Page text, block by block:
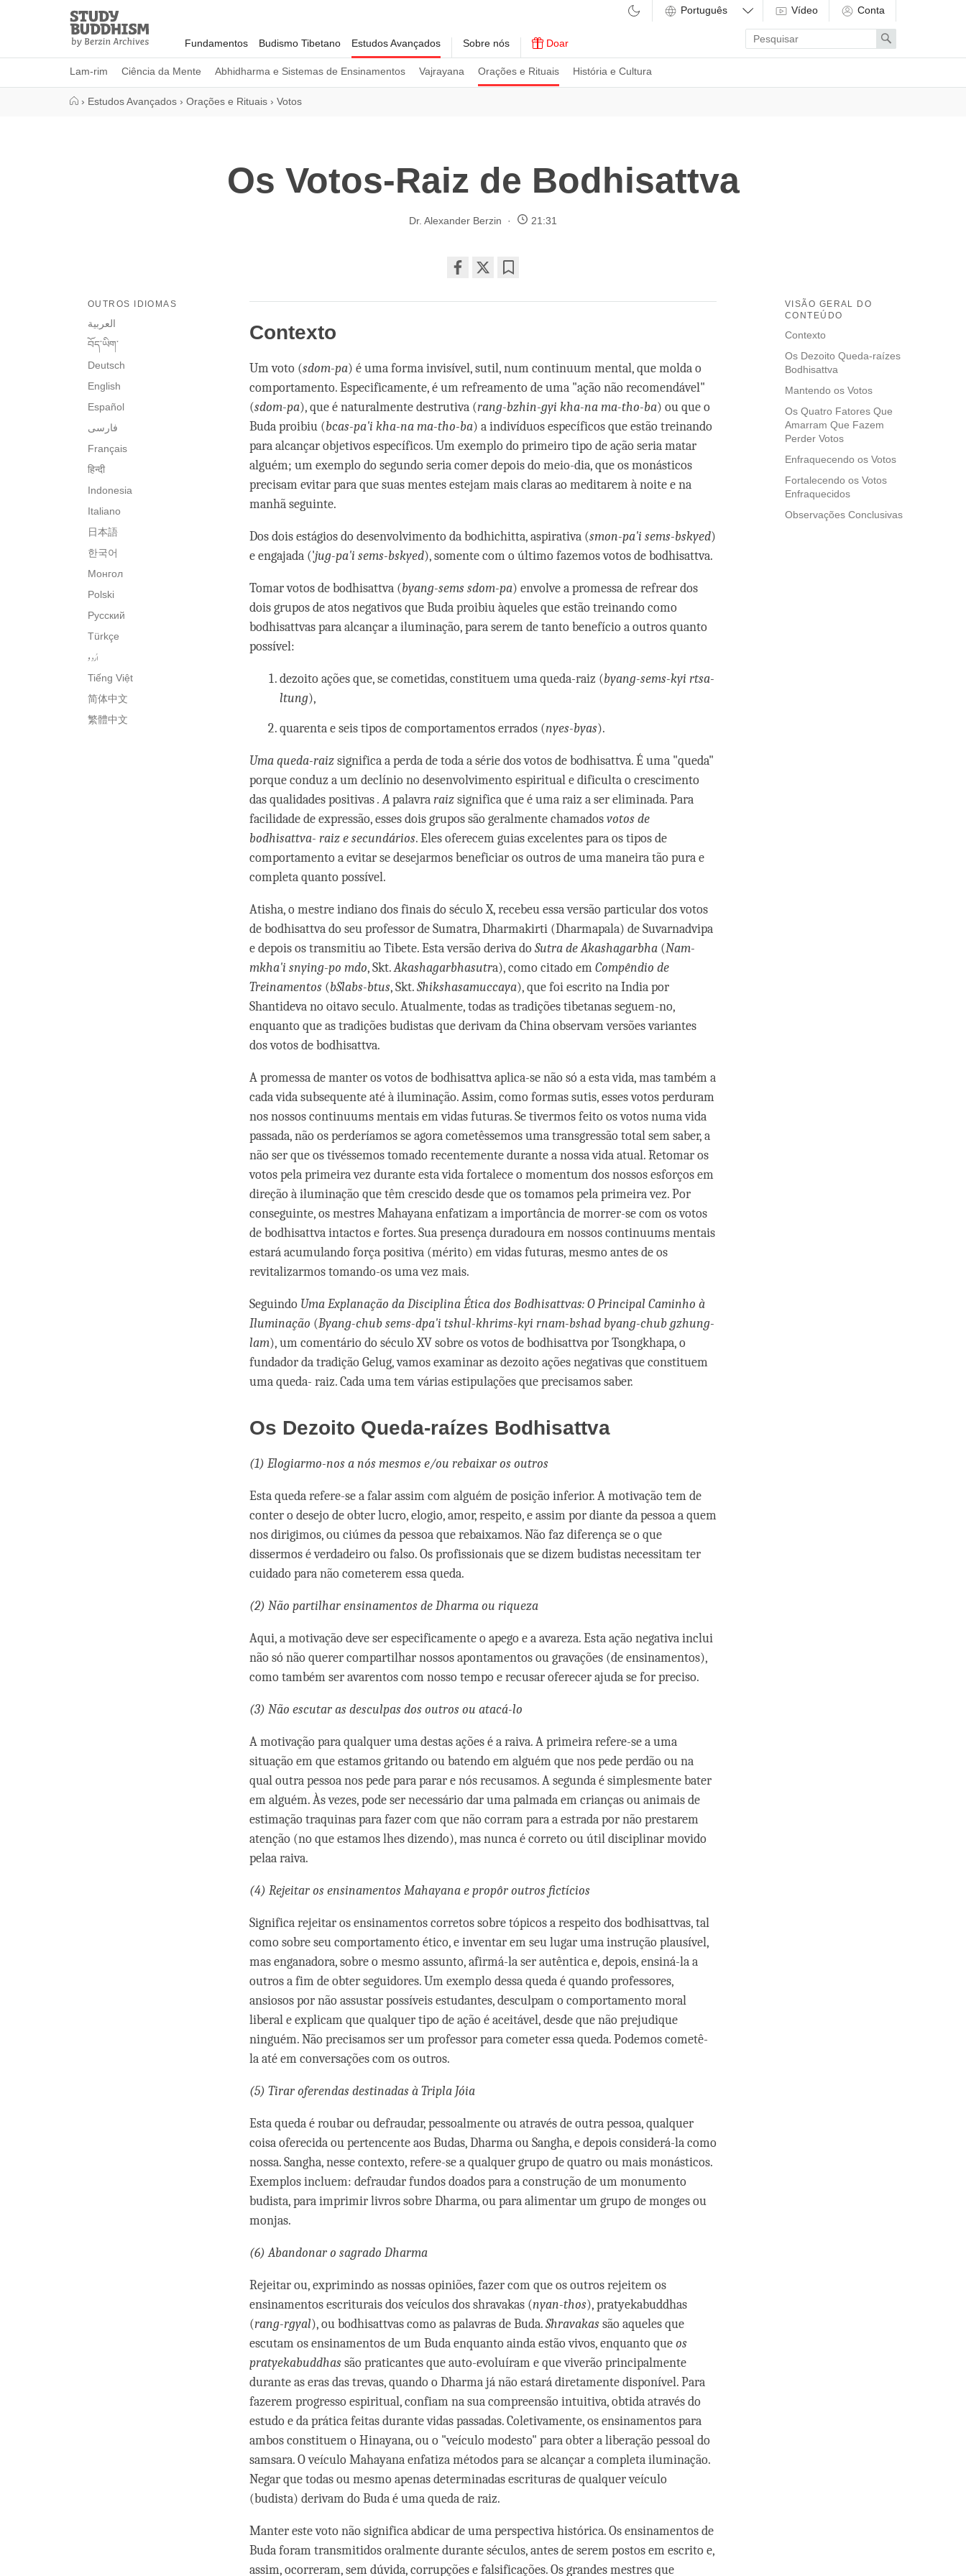
Study
Buddhism
Home
Fundamentos Budismo Tibetano Estudos Avançados
Lam-rim Ciência da Mente Abhidharma e Sistemas de Ensinamentos Vajrayana Orações e Rituais História e Cultura
Sobre nós Doar
Vídeo Conta
Enter
search
term
Search
› Estudos Avançados › Orações e Rituais › Votos
Os Votos-Raiz de Bodhisattva
Dr. Alexander Berzin 21:31
on
VISÃO GERAL DO
CONTEÚDO
Contexto
Os Dezoito Queda-raízes
Bodhisattva
Mantendo os Votos
Os Quatro Fatores Que
Amarram Que Fazem
Perder Votos
Enfraquecendo os Votos
Fortalecendo os Votos
Enfraquecidos
Observações Conclusivas
OUTROS IDIOMAS
العربية
བོད་ཡིག་
Deutsch
English
Español
فارسی
Français
हिन्दी
Indonesia
Italiano
日本語
한국어
Монгол
Polski
Русский
Türkçe
اُردو
Tiếng Việt
简体中文
繁體中文
Contexto
Um voto (sdom-pa) é uma forma invisível, sutil, num continuum mental, que molda o
comportamento. Especificamente, é um refreamento de uma "ação não recomendável"
(sdom-pa), que é naturalmente destrutiva (rang-bzhin-gyi kha-na ma-tho-ba) ou que o
Buda proibiu (bcas-pa'i kha-na ma-tho-ba) a indivíduos específicos que estão treinando
para alcançar objetivos específicos. Um exemplo do primeiro tipo de ação seria matar
alguém; um exemplo do segundo seria comer depois do meio-dia, que os monásticos
precisam evitar para que suas mentes estejam mais claras ao meditarem à noite e na
manhã seguinte.
Dos dois estágios do desenvolvimento da bodhichitta, aspirativa (smon-pa'i sems-bskyed)
e engajada ('jug-pa'i sems-bskyed), somente com o último fazemos votos de bodhisattva.
Tomar votos de bodhisattva (byang-sems sdom-pa) envolve a promessa de refrear dos
dois grupos de atos negativos que Buda proibiu àqueles que estão treinando como
bodhisattvas para alcançar a iluminação, para serem de tanto benefício a outros quanto
possível:
dezoito ações que, se cometidas, constituem uma queda-raiz (byang-sems-kyi rtsa-
ltung),
quarenta e seis tipos de comportamentos errados (nyes-byas).
Uma queda-raizsignifica a perda de toda a série dos votos de bodhisattva. É uma "queda"
porque conduz a um declínio no desenvolvimento espiritual e dificulta o crescimento
das qualidades positivas. Apalavraraizsignifica que é uma raiz a ser eliminada. Para
facilidade de expressão, esses dois grupos são geralmente chamadosvotos de
bodhisattva- raiz e secundários. Eles oferecem guias excelentes para os tipos de
comportamento a evitar se desejarmos beneficiar os outros de uma maneira tão pura e
completa quanto possível.
Atisha, o mestre indiano dos finais do século X, recebeu essa versão particular dos votos
de bodhisattva do seu professor de Sumatra, Dharmakirti (Dharmapala) de Suvarnadvipa
e depois os transmitiu ao Tibete. Esta versão deriva doSutra de Akashagarbha (Nam-
mkha'i snying-po mdo, Skt.Akashagarbhasutra), como citado emCompêndio de
Treinamentos (bSlabs-btus, Skt.Shikshasamuccaya), que foi escrito na India por
Shantideva no oitavo seculo. Atualmente, todas as tradições tibetanas seguem-no,
enquanto que as tradições budistas que derivam da China observam versões variantes
dos votos de bodhisattva.
A promessa de manter os votos de bodhisattva aplica-se não só a esta vida, mas também a
cada vida subsequente até à iluminação. Assim, como formas sutis, esses votos perduram
nos nossos continuums mentais em vidas futuras. Se tivermos feito os votos numa vida
passada, não os perderíamos se agora cometêssemos uma transgressão total sem saber, a
não ser que os tivéssemos tomado recentemente durante a nossa vida atual. Retomar os
votos pela primeira vez durante esta vida fortalece o momentum dos nossos esforços em
direção à iluminação que têm crescido desde que os tomamos pela primeira vez. Por
conseguinte, os mestres Mahayana enfatizam a importância de morrer-se com os votos
de bodhisattva intactos e fortes. Sua presença duradoura em nossos continuums mentais
estará acumulando força positiva (mérito) em vidas futuras, mesmo antes de os
revitalizarmos tomando-os uma vez mais.
Seguindo Uma Explanação da Disciplina Ética dos Bodhisattvas: O Principal Caminho à
Iluminação (Byang-chub sems-dpa'i tshul-khrims-kyi rnam-bshad byang-chub gzhung-
lam), um comentário do século XV sobre os votos de bodhisattva por Tsongkhapa, o
fundador da tradição Gelug, vamos examinar as dezoito ações negativas que constituem
uma queda- raiz. Cada uma tem várias estipulações que precisamos saber.
Os Dezoito Queda-raízes Bodhisattva
(1) Elogiarmo-nos a nós mesmos e/ou rebaixar os outros
Esta queda refere-se a falar assim com alguém de posição inferior. A motivação tem de
conter o desejo de obter lucro, elogio, amor, respeito, e assim por diante da pessoa a quem
nos dirigimos, ou ciúmes da pessoa que rebaixamos. Não faz diferença se o que
dissermos é verdadeiro ou falso. Os profissionais que se dizem budistas necessitam ter
cuidado para não cometerem essa queda.
(2) Não partilhar ensinamentos de Dharma ou riqueza
Aqui, a motivação deve ser especificamente o apego e a avareza. Esta ação negativa inclui
não só não querer compartilhar nossos apontamentos ou gravações (de ensinamentos),
como também ser avarentos com nosso tempo e recusar oferecer ajuda se for preciso.
(3) Não escutar as desculpas dos outros ou atacá-lo
A motivação para qualquer uma destas ações é a raiva. A primeira refere-se a uma
situação em que estamos gritando ou batendo em alguém que nos pede perdão ou na
qual outra pessoa nos pede para parar e nós recusamos. A segunda é simplesmente bater
em alguém. Às vezes, pode ser necessário dar uma palmada em crianças ou animais de
estimação traquinas para fazer com que não corram para a estrada por não prestarem
atenção (no que estamos lhes dizendo), mas nunca é correto ou útil disciplinar movido
pelaa raiva.
(4) Rejeitar os ensinamentos Mahayana e propôr outros fictícios
Significa rejeitar os ensinamentos corretos sobre tópicos a respeito dos bodhisattvas, tal
como sobre seu comportamento ético, e inventar em seu lugar uma instrução plausível,
mas enganadora, sobre o mesmo assunto, afirmá-la ser autêntica e, depois, ensiná-la a
outros a fim de obter seguidores. Um exemplo dessa queda é quando professores,
ansiosos por não assustar possíveis estudantes, desculpam o comportamento moral
liberal e explicam que qualquer tipo de ação é aceitável, desde que não prejudique
ninguém. Não precisamos ser um professor para cometer essa queda. Podemos cometê-
la até em conversações com os outros.
(5) Tirar oferendas destinadas à Tripla Jóia
Esta queda é roubar ou defraudar, pessoalmente ou através de outra pessoa, qualquer
coisa oferecida ou pertencente aos Budas, Dharma ou Sangha, e depois considerá-la como
nossa. Sangha, nesse contexto, refere-se a qualquer grupo de quatro ou mais monásticos.
Exemplos incluem: defraudar fundos doados para a construção de um monumento
budista, para imprimir livros sobre Dharma, ou para alimentar um grupo de monges ou
monjas.
(6) Abandonar o sagrado Dharma
Rejeitar ou, exprimindo as nossas opiniões, fazer com que os outros rejeitem os
ensinamentos escriturais dos veículos dos shravakas (nyan-thos), pratyekabuddhas
(rang-rgyal), ou bodhisattvas como as palavras de Buda.Shravakassão aqueles que
escutam os ensinamentos de um Buda enquanto ainda estão vivos, enquanto queos
pratyekabuddhassão praticantes que auto-evoluíram e que viverão principalmente
durante as eras das trevas, quando o Dharma já não estará diretamente disponível. Para
fazerem progresso espiritual, confiam na sua compreensão intuitiva, obtida através do
estudo e da prática feitas durante vidas passadas. Coletivamente, os ensinamentos para
ambos constituem o Hinayana, ou o "veículo modesto" para obter a liberação pessoal do
samsara. O veículo Mahayana enfatiza métodos para se alcançar a completa iluminação.
Negar que todas ou mesmo apenas determinadas escrituras de qualquer veículo
(budista) derivam do Buda é uma queda de raiz.
Manter este voto não significa abdicar de uma perspectiva histórica. Os ensinamentos de
Buda foram transmitidos oralmente durante séculos, antes de serem postos em escrito e,
assim, ocorreram, sem dúvida, corrupções e falsificações. Os grandes mestres que